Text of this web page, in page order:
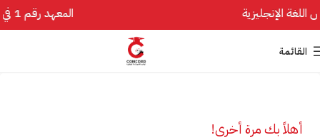
المعهد رقم 1 في تأسيس اللغة الإنجليزية
القائمة
أهلاً بك مرة أخرى!